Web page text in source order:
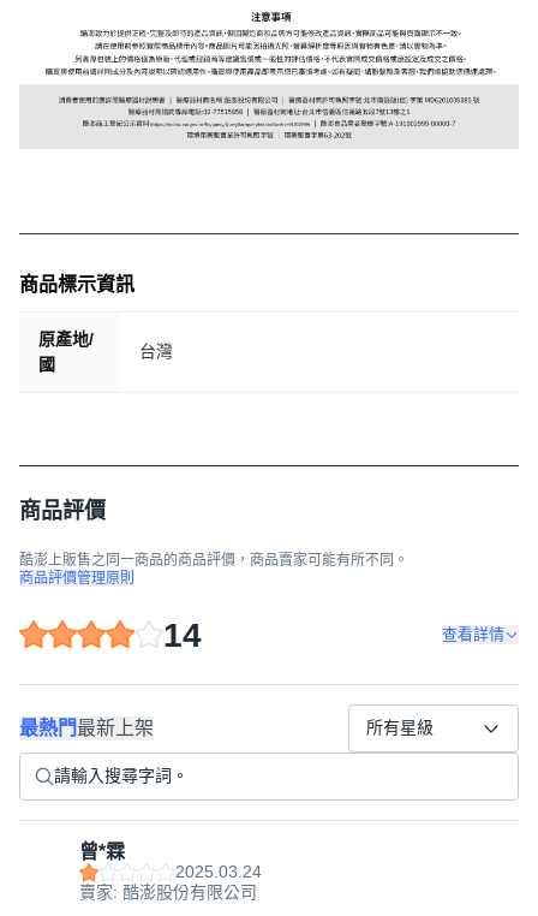
商品標示資訊
原產地/
國
台灣
商品評價
酷澎上販售之同一商品的商品評價，商品賣家可能有所不同。
商品評價管理原則
14 查看詳情
最熱門最新上架 所有星級
曾*霖
2025.03.24
賣家: 酷澎股份有限公司